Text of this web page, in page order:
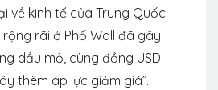
về kinh tế của Trung Quốc
rãi ở Phố Wall đã gây
dầu mỏ, cùng đồng USD
thêm áp lực giảm giá”.